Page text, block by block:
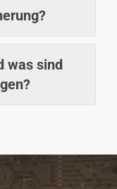
was sind